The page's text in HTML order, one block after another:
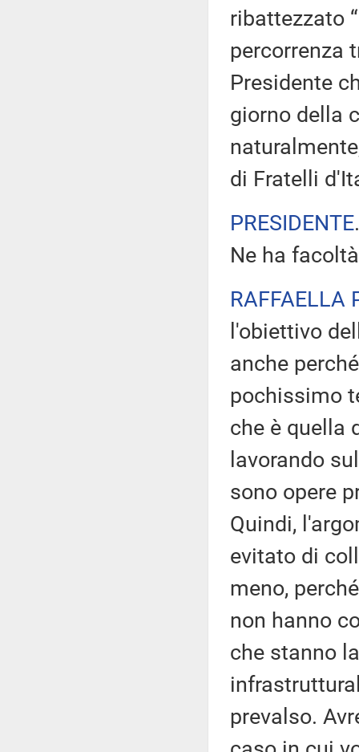
ribattezzato
percorrenza
Presidente
giorno della
di Fratelli
PRESIDENTE
Ne ha
RAFFAELLA
l'obiettivo
anche
pochissimo
che è quella
lavorando
sono opere
Quindi,
evitato di
meno,
non hanno
che stanno
prevalso.